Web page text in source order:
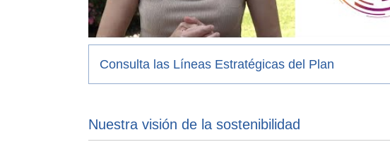
Consulta las Líneas Estratégicas del Plan
Nuestra visión de la sostenibilidad